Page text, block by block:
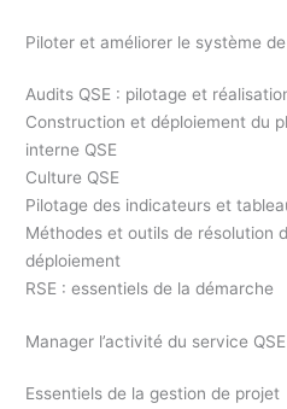
Piloter et améliorer le système
Audits QSE : pilotage et
Construction et déploiement du
interne QSE
Culture QSE
Pilotage des indicateurs et
Méthodes et outils de résolution
déploiement
RSE : essentiels de la démarche
Manager l’activité du service QSE
Essentiels de la gestion de projet